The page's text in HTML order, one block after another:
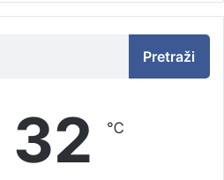
Pretraži
32 ℃